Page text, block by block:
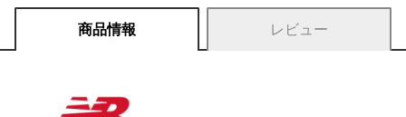
商品情報 レビュー